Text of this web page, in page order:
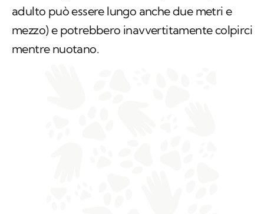
adulto può essere lungo anche due metri e
mezzo) e potrebbero inavvertitamente colpirci
mentre nuotano.